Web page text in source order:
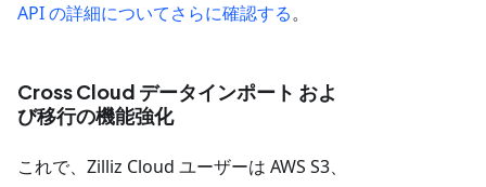
API の詳細についてさらに確認する。
Cross Cloud データインポート およ
び移行の機能強化
これで、Zilliz Cloud ユーザーは AWS S3、